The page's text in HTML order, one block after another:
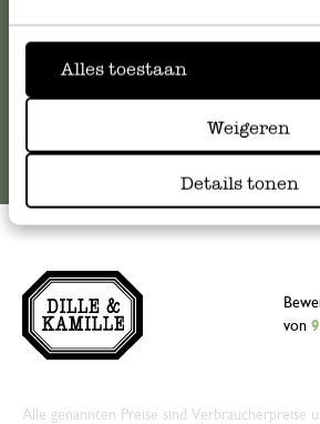
Alles toestaan
Weigeren
Details tonen
von 91
Alle genannten Preise sind Verbraucherpreise